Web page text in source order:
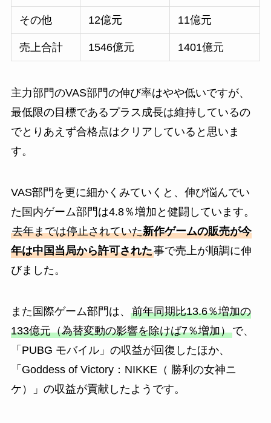
その他 12億元 11億元
売上合計 1546億元 1401億元
主力部門のVAS部門の伸び率はやや低いですが、
最低限の目標であるプラス成長は維持しているの
でとりあえず合格点はクリアしていると思いま
す。
VAS部門を更に細かくみていくと、伸び悩んでい
た国内ゲーム部門は4.8％増加と健闘しています。
去年までは停止されていた新作ゲームの販売が今
年は中国当局から許可された事で売上が順調に伸
びました。
また国際ゲーム部門は、 前年同期比13.6％増加の
133億元（為替変動の影響を除けば7％増加）で、
「PUBG モバイル」の収益が回復したほか、
「Goddess of Victory：NIKKE（ 勝利の女神ニ
ケ）」の収益が貢献したようです。